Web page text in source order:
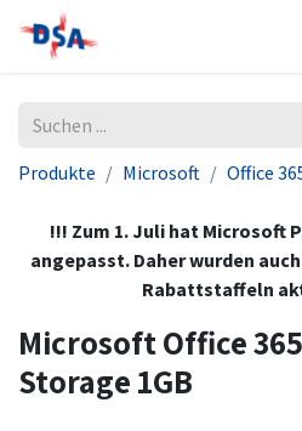
Produkte Microsoft Office
!!! Zum 1. Juli hat Microsoft
angepasst. Daher wurden
Rabattstaffeln
Microsoft Office
Storage 1GB